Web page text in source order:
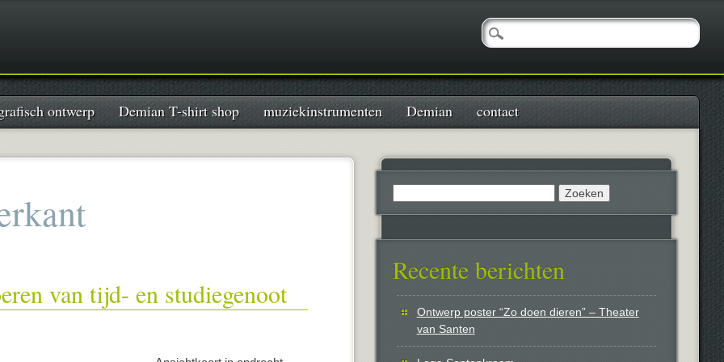
ontwerp Demian T-shirt shop muziekinstrumenten Demian contact
van tijd- en studiegenoot
Recente berichten
Ontwerp poster “Zo doen dieren” – Theater
van Santen